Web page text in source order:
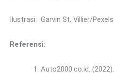
Ilustrasi: Garvin St. Villier/Pexels
Referensi:
Auto2000.co.id. (2022).